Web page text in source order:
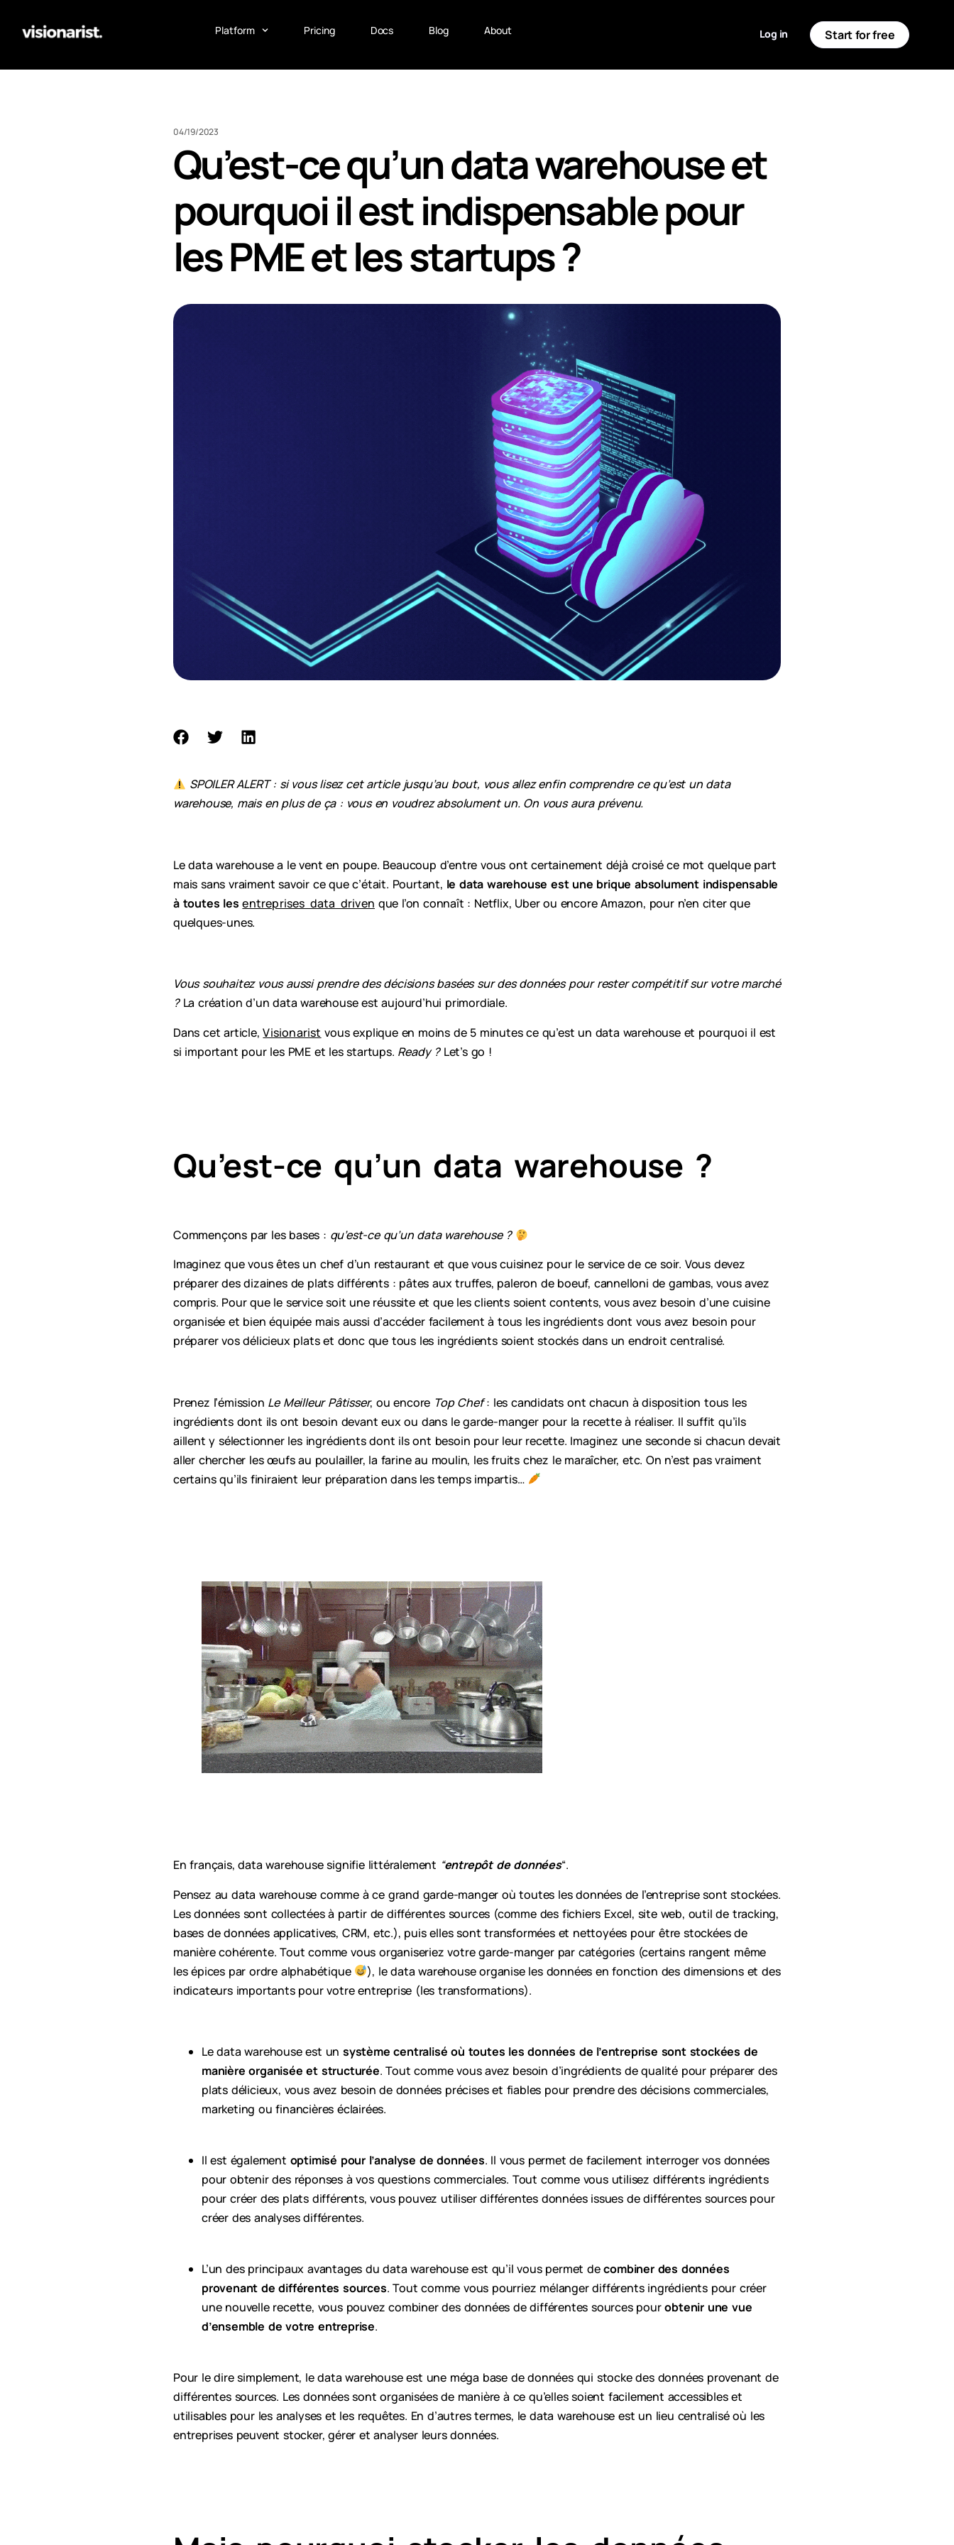
Platform Pricing Docs Blog About Log in Start for free
04/19/2023
Qu’est-ce qu’un data warehouse et
pourquoi il est indispensable pour
les PME et les startups ?
SPOILER ALERT : si vous lisez cet article jusqu’au bout, vous allez enfin comprendre ce qu’est un data
warehouse, mais en plus de ça : vous en voudrez absolument un. On vous aura prévenu.
Le data warehouse a le vent en poupe. Beaucoup d’entre vous ont certainement déjà croisé ce mot quelque part
mais sans vraiment savoir ce que c’était. Pourtant, le data warehouse est une brique absolument indispensable
à toutes lesentreprises data driven que l’on connaît : Netflix, Uber ou encore Amazon, pour n’en citer que
quelques-unes.
Vous souhaitez vous aussi prendre des décisions basées sur des données pour rester compétitif sur votre marché
?La création d’un data warehouse est aujourd’hui primordiale.
Dans cet article,Visionarist vous explique en moins de 5 minutes ce qu’est un data warehouse et pourquoi il est
si important pour les PME et les startups. Ready ?Let’s go !
Qu’est-ce qu’un data warehouse ?
Commençons par les bases : qu’est-ce qu’un data warehouse ?
Imaginez que vous êtes un chef d’un restaurant et que vous cuisinez pour le service de ce soir. Vous devez
préparer des dizaines de plats différents : pâtes aux truffes, paleron de boeuf, cannelloni de gambas, vous avez
compris. Pour que le service soit une réussite et que les clients soient contents, vous avez besoin d’une cuisine
organisée et bien équipée mais aussi d’accéder facilement à tous les ingrédients dont vous avez besoin pour
préparer vos délicieux plats et donc que tous les ingrédients soient stockés dans un endroit centralisé.
Prenez l’émission Le Meilleur Pâtisser, ou encore Top Chef: les candidats ont chacun à disposition tous les
ingrédients dont ils ont besoin devant eux ou dans le garde-manger pour la recette à réaliser. Il suffit qu’ils
aillent y sélectionner les ingrédients dont ils ont besoin pour leur recette. Imaginez une seconde si chacun devait
aller chercher les œufs au poulailler, la farine au moulin, les fruits chez le maraîcher, etc. On n’est pas vraiment
certains qu’ils finiraient leur préparation dans les temps impartis…
En français, data warehouse signifie littéralement “entrepôt de données“.
Pensez au data warehouse comme à ce grand garde-manger où toutes les données de l’entreprise sont stockées.
Les données sont collectées à partir de différentes sources (comme des fichiers Excel, site web, outil de tracking,
bases de données applicatives, CRM, etc.), puis elles sont transformées et nettoyées pour être stockées de
manière cohérente. Tout comme vous organiseriez votre garde-manger par catégories (certains rangent même
les épices par ordre alphabétique
), le data warehouse organise les données en fonction des dimensions et des
indicateurs importants pour votre entreprise (les transformations).
Le data warehouse est un système centralisé où toutes les données de l’entreprise sont stockées de
manière organisée et structurée. Tout comme vous avez besoin d’ingrédients de qualité pour préparer des
plats délicieux, vous avez besoin de données précises et fiables pour prendre des décisions commerciales,
marketing ou financières éclairées.
Il est également optimisé pour l’analyse de données. Il vous permet de facilement interroger vos données
pour obtenir des réponses à vos questions commerciales. Tout comme vous utilisez différents ingrédients
pour créer des plats différents, vous pouvez utiliser différentes données issues de différentes sources pour
créer des analyses différentes.
L’un des principaux avantages du data warehouse est qu’il vous permet decombiner des données
provenant de différentes sources. Tout comme vous pourriez mélanger différents ingrédients pour créer
une nouvelle recette, vous pouvez combiner des données de différentes sources pourobtenir une vue
d’ensemble de votre entreprise.
Pour le dire simplement, le data warehouse est une méga base de données qui stocke des données provenant de
différentes sources. Les données sont organisées de manière à ce qu’elles soient facilement accessibles et
utilisables pour les analyses et les requêtes. En d’autres termes, le data warehouse est un lieu centralisé où les
entreprises peuvent stocker, gérer et analyser leurs données.